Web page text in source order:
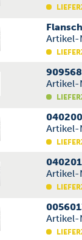
Artikel-
Artikel-
Artikel-
Artikel-
Artikel-